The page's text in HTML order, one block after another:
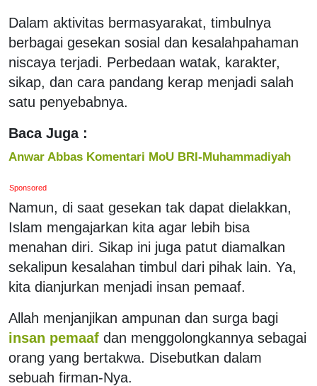
Dalam aktivitas bermasyarakat, timbulnya
berbagai gesekan sosial dan kesalahpahaman
niscaya terjadi. Perbedaan watak, karakter,
sikap, dan cara pandang kerap menjadi salah
satu penyebabnya.
Baca Juga :
Anwar Abbas Komentari MoU BRI-Muhammadiyah
Sponsored
Namun, di saat gesekan tak dapat dielakkan,
Islam mengajarkan kita agar lebih bisa
menahan diri. Sikap ini juga patut diamalkan
sekalipun kesalahan timbul dari pihak lain. Ya,
kita dianjurkan menjadi insan pemaaf.
Allah menjanjikan ampunan dan surga bagi
insan pemaaf dan menggolongkannya sebagai
orang yang bertakwa. Disebutkan dalam
sebuah firman-Nya.